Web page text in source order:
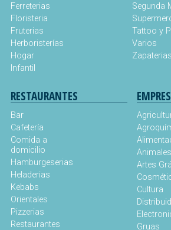
Ferreterias
Floristeria
Fruterias
Herboristerías
Hogar
Infantil
Segunda
Tattoo y
Varios
Zapaterias
RESTAURANTES
Bar
Cafetería
Comida a
domicilio
Hamburgeserias
Heladerias
Kebabs
Orientales
Pizzerias
Restaurantes
Artes
Cultura
Gruas